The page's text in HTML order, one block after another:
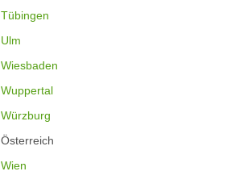
Tübingen
Ulm
Wiesbaden
Wuppertal
Würzburg
Österreich
Wien